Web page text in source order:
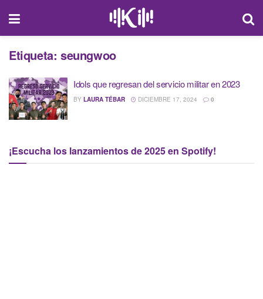
Etiqueta: seungwoo
Idols que regresan del servicio militar en 2023
BY LAURA TÉBAR DICIEMBRE 17, 2024 0
¡Escucha los lanzamientos de 2025 en Spotify!